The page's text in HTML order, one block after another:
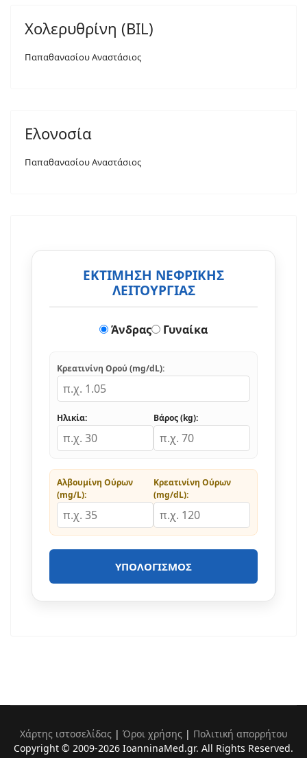
Χολερυθρίνη (BIL)
Παπαθανασίου Αναστάσιος
Ελονοσία
Παπαθανασίου Αναστάσιος
ΕΚΤΙΜΗΣΗ ΝΕΦΡΙΚΗΣ
ΛΕΙΤΟΥΡΓΙΑΣ
Άνδρας Γυναίκα
Κρεατινίνη Ορού (mg/dL):
Ηλικία: Βάρος (kg):
Αλβουμίνη Ούρων
(mg/L):
Κρεατινίνη Ούρων
(mg/dL):
ΥΠΟΛΟΓΙΣΜΌΣ
Χάρτης ιστοσελίδας| Όροι χρήσης| Πολιτική απορρήτου
Copyright © 2009-2026 IoanninaMed.gr. All Rights Reserved.